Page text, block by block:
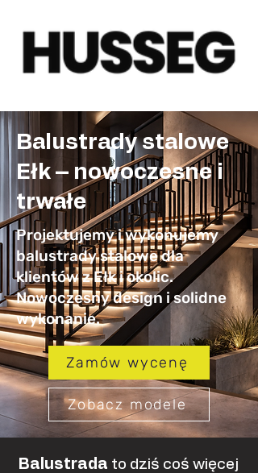
Balustrady stalowe
Ełk – nowoczesne i
trwałe
Projektujemy i wykonujemy
balustrady stalowe dla
klientów z Ełk i okolic.
Nowoczesny design i solidne
wykonanie.
Zamów wycenę
Zobacz modele
Balustrada to dziś coś więcej